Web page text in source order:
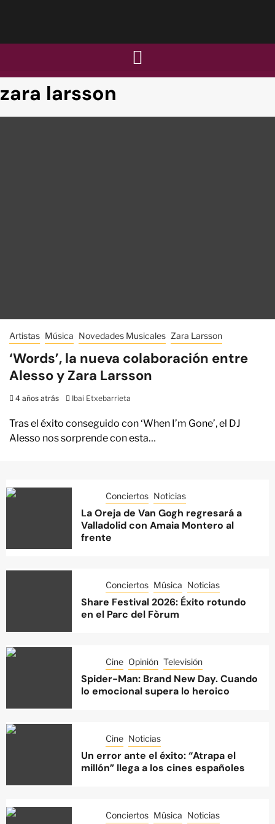
zara larsson
Artistas Música Novedades Musicales Zara Larsson
‘Words’, la nueva colaboración entre
Alesso y Zara Larsson
4 años atrás Ibai Etxebarrieta
Tras el éxito conseguido con ‘When I’m Gone’, el DJ
Alesso nos sorprende con esta…
Conciertos Noticias
La Oreja de Van Gogh regresará a
Valladolid con Amaia Montero al
frente
Conciertos Música Noticias
Share Festival 2026: Éxito rotundo
en el Parc del Fòrum
Cine Opinión Televisión
Spider-Man: Brand New Day. Cuando
lo emocional supera lo heroico
Cine Noticias
Un error ante el éxito: “Atrapa el
millón” llega a los cines españoles
Conciertos Música Noticias